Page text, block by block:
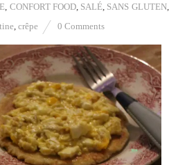
CONFORT FOOD, SALÉ SANS GLUTEN,
,crêpe 0 Comments